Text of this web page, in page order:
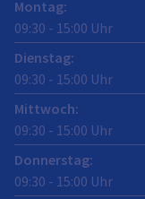
Montag:
09:30 - 15:00 Uhr
Dienstag:
09:30 - 15:00 Uhr
Mittwoch:
09:30 - 15:00 Uhr
Donnerstag:
09:30 - 15:00 Uhr